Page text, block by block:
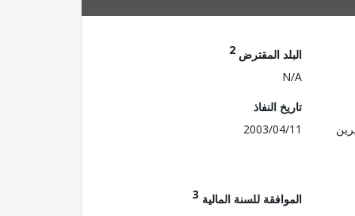
البلد المقترض 2
N/A
تاريخ النفاذ
2003/04/11
الموافقة للسنة المالية 3